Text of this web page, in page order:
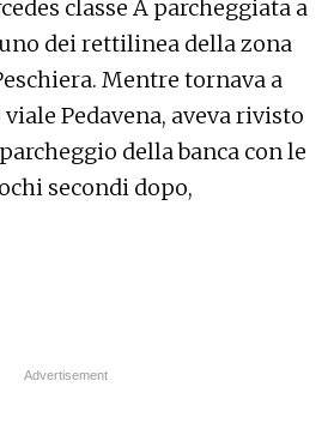
classe A parcheggiata a
dei rettilinea della zona
Mentre tornava a
Pedavena, aveva rivisto
della banca con le
secondi dopo,